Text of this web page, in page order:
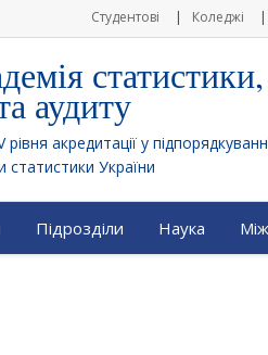
Студентові Коледжі
статистики,
аудиту
акредитації у
України
Підрозділи Наука